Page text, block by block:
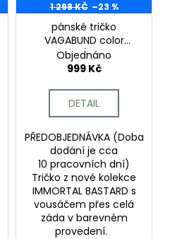
1 298 KČ –23 %
pánské tričko
VAGABUND color
bastard (barevný
vous)
Objednáno
999 Kč
DETAIL
PŘEDOBJEDNÁVKA (Doba
dodání je cca
10 pracovních dní)
Tričko z nové kolekce
IMMORTAL BASTARD s
vousáčem přes celá
záda v barevném
provedení.